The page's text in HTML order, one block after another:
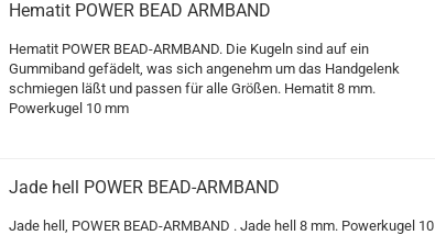
Hematit POWER BEAD ARMBAND
Hematit POWER BEAD-ARMBAND. Die Kugeln sind auf ein
Gummiband gefädelt, was sich angenehm um das Handgelenk
schmiegen läßt und passen für alle Größen. Hematit 8 mm.
Powerkugel 10 mm
Jade hell POWER BEAD-ARMBAND
Jade hell, POWER BEAD-ARMBAND . Jade hell 8 mm. Powerkugel 10